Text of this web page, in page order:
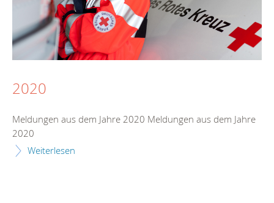
2020
Meldungen aus dem Jahre 2020 Meldungen aus dem Jahre
2020
Weiterlesen